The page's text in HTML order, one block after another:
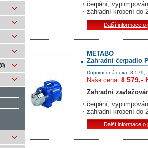
čerpání,
zahradní kropení do
Další informace o
METABO
Zahradní čerpadlo
Doporučená cena: 8 579,-
Naše cena: 8 579,-
Zahradní
čerpání,
zahradní kropení do
Další informace o